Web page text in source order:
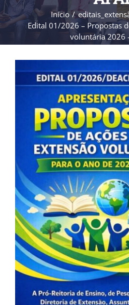
Início
Edital 01/2026 – Propostas
voluntária 2026
Larger
Image